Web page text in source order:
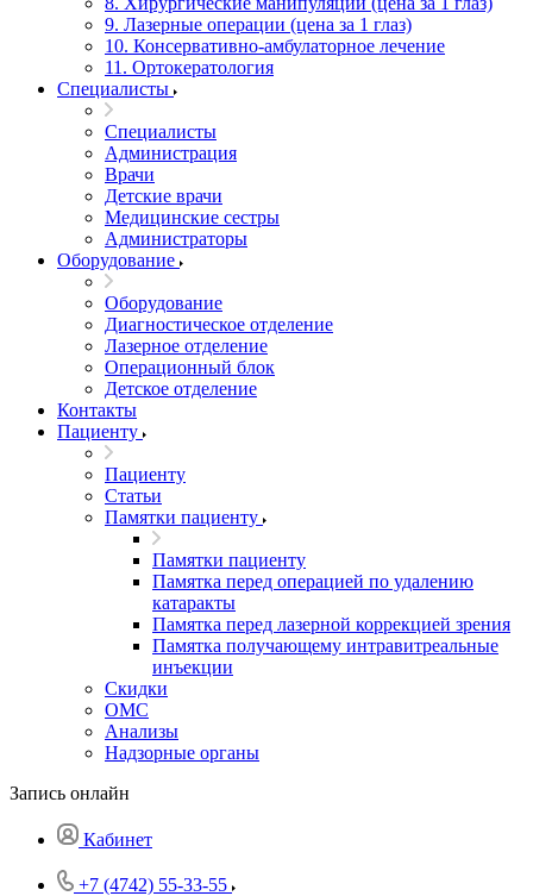
9. Лазерные операции (цена за 1 глаз)
10. Консервативно-амбулаторное лечение
11. Ортокератология
Специалисты
Специалисты
Администрация
Врачи
Детские врачи
Медицинские сестры
Администраторы
Оборудование
Оборудование
Диагностическое отделение
Лазерное отделение
Операционный блок
Детское отделение
Контакты
Пациенту
Пациенту
Статьи
Памятки пациенту
Памятки пациенту
Памятка перед операцией по удалению
катаракты
Памятка перед лазерной коррекцией зрения
Памятка получающему интравитреальные
инъекции
Скидки
ОМС
Анализы
Надзорные органы
Запись онлайн
Кабинет
+7 (4742) 55-33-55